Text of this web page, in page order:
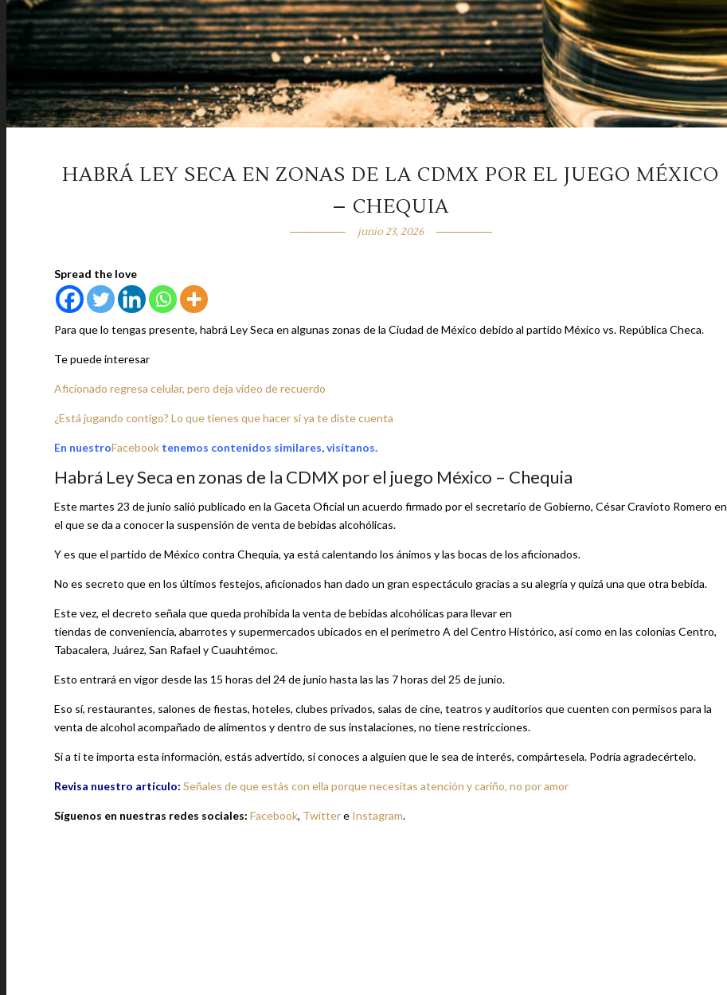
HABRÁ LEY SECA EN ZONAS DE LA CDMX POR EL JUEGO MÉXICO
– CHEQUIA
junio 23, 2026
Spread the love
Para que lo tengas presente, habrá Ley Seca en algunas zonas de la Ciudad de México debido al partido México vs. República Checa.
Te puede interesar
Aficionado regresa celular, pero deja video de recuerdo
¿Está jugando contigo? Lo que tienes que hacer si ya te diste cuenta
En nuestroFacebook tenemos contenidos similares, visítanos.
Habrá Ley Seca en zonas de la CDMX por el juego México – Chequia
Este martes 23 de junio salió publicado en la Gaceta Oficial un acuerdo firmado por el secretario de Gobierno, César Cravioto Romero en
el que se da a conocer la suspensión de venta de bebidas alcohólicas.
Y es que el partido de México contra Chequia, ya está calentando los ánimos y las bocas de los aficionados.
No es secreto que en los últimos festejos, aficionados han dado un gran espectáculo gracias a su alegría y quizá una que otra bebida.
Este vez, el decreto señala que queda prohibida la venta de bebidas alcohólicas para llevar en
tiendas de conveniencia, abarrotes y supermercados ubicados en el perímetro A del Centro Histórico, así como en las colonias Centro,
Tabacalera, Juárez, San Rafael y Cuauhtémoc.
Esto entrará en vigor desde las 15 horas del 24 de junio hasta las las 7 horas del 25 de junio.
Eso sí, restaurantes, salones de fiestas, hoteles, clubes privados, salas de cine, teatros y auditorios que cuenten con permisos para la
venta de alcohol acompañado de alimentos y dentro de sus instalaciones, no tiene restricciones.
Si a ti te importa esta información, estás advertido, si conoces a alguien que le sea de interés, compártesela. Podría agradecértelo.
Revisa nuestro artículo: Señales de que estás con ella porque necesitas atención y cariño, no por amor
Síguenos en nuestras redes sociales: Facebook, Twittere Instagram.